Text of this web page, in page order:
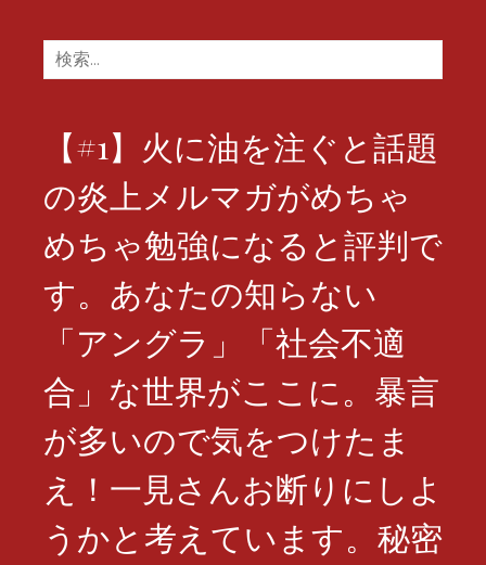
検
索:
【#1】火に油を注ぐと話題
の炎上メルマガがめちゃ
めちゃ勉強になると評判で
す。あなたの知らない
「アングラ」「社会不適
合」な世界がここに。暴言
が多いので気をつけたま
え！一見さんお断りにしよ
うかと考えています。秘密